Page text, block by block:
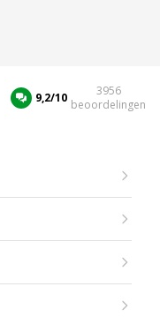
9,2/10
3956
beoordelingen